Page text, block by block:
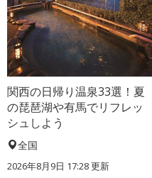
関西の日帰り温泉33選！夏
の琵琶湖や有馬でリフレッ
シュしよう
全国
2026年8月9日 17:28更新